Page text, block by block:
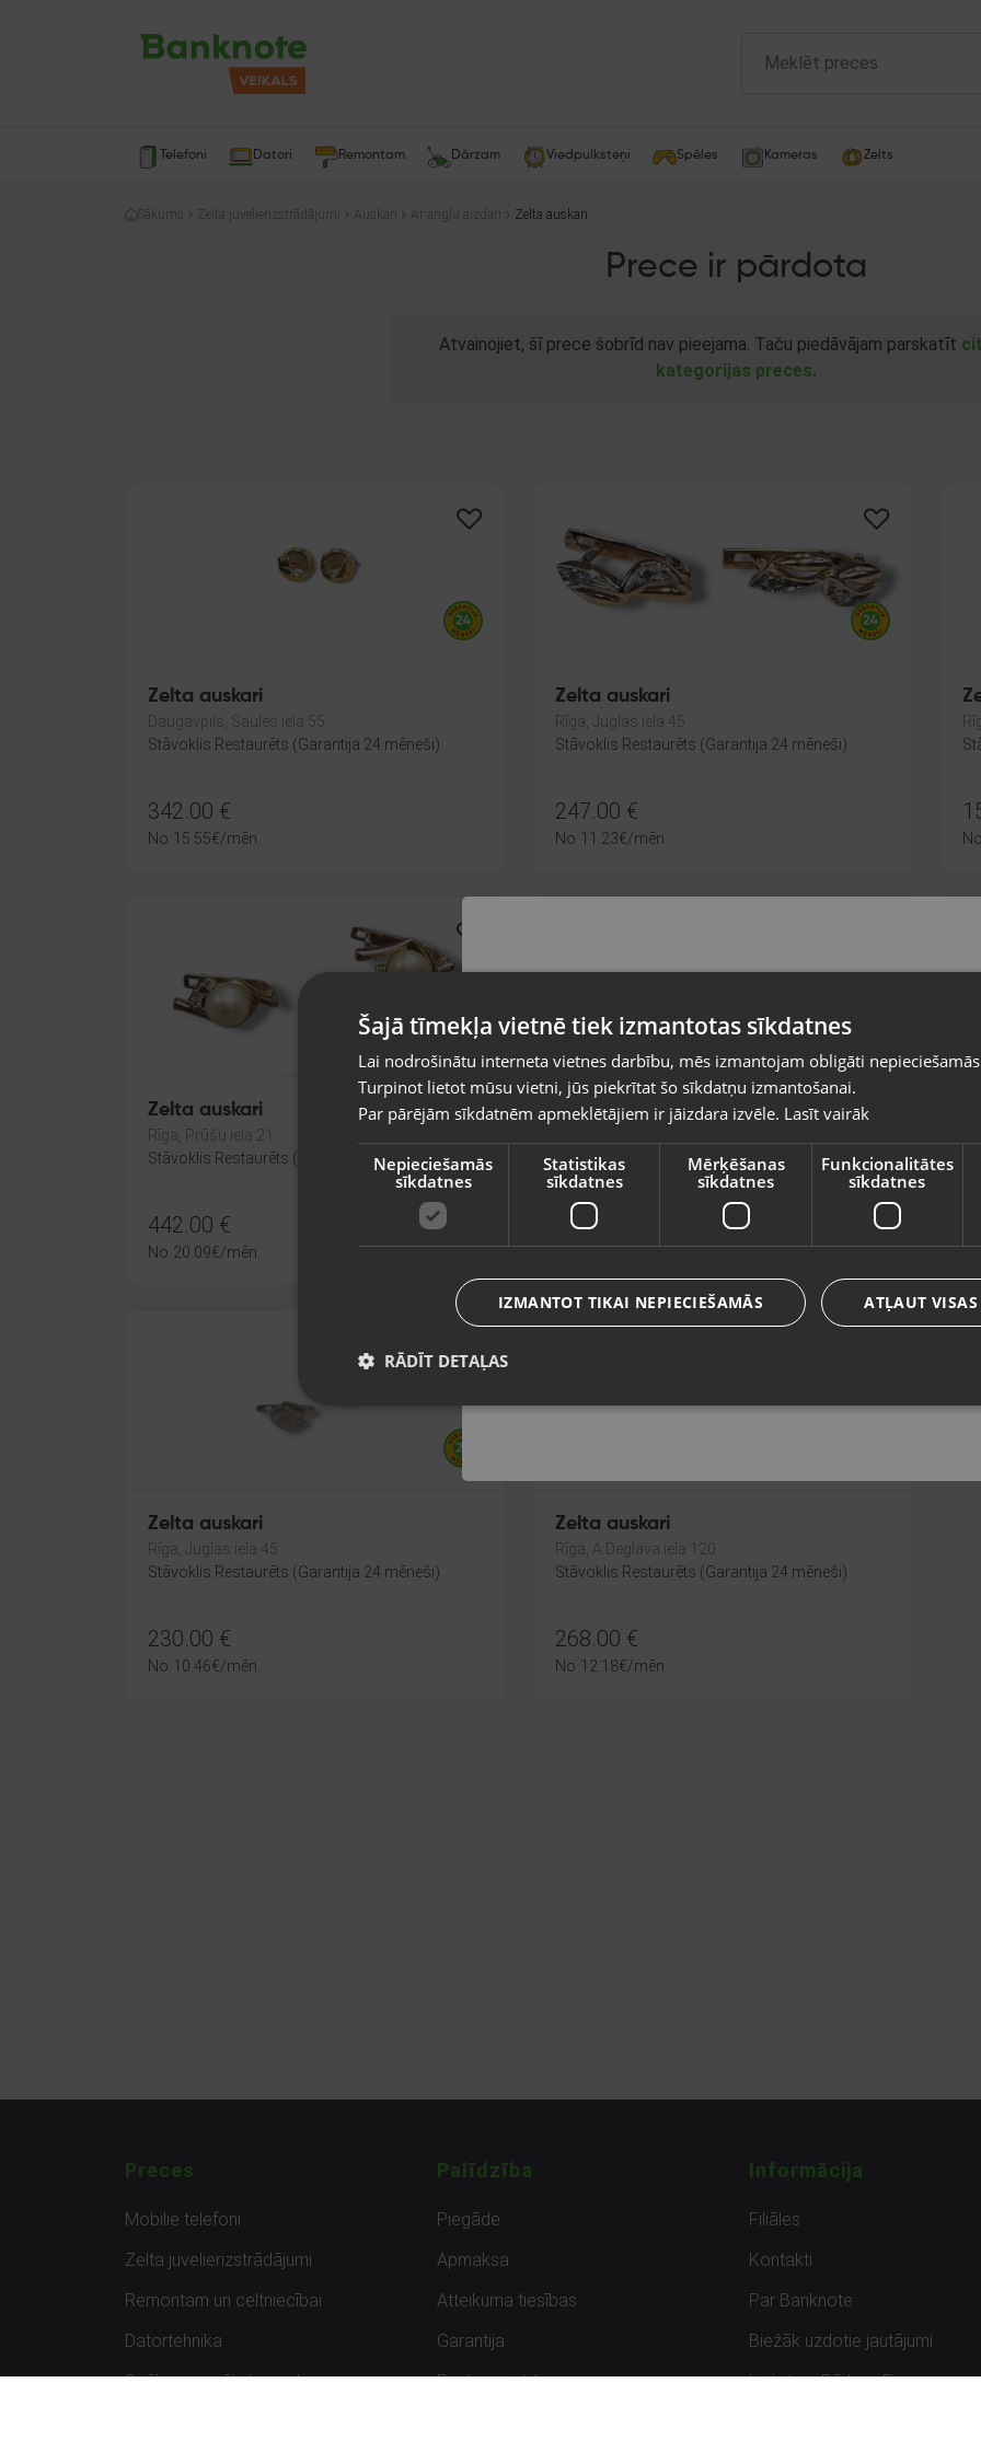
Telefoni Datori Remontam Dārzam Viedpulksteņi Spēles Kameras Zelts
Sākums Zelta juvelierizstrādājumi Auskari Ar angļu aizdari Zelta auskari
Prece ir pārdota
Atvainojiet, šī prece šobrīd nav pieejama. Taču piedāvājam parskatīt
kategorijas preces.
Zelta auskari
Daugavpils, Saules iela 55
Stāvoklis Restaurēts (Garantija 24 mēneši)
342.00 €
No 15.55€/mēn.
Zelta auskari
Rīga, Juglas iela 45
Stāvoklis Restaurēts (Garantija 24 mēneši)
247.00 €
No 11.23€/mēn. No
Zelta auskari
Rīga, Prūšu iela 21
Stāvoklis Restaurēts (Garantija 24 mēneši)
442.00 €
No 20.09€/mēn.
Zelta auskari
Stāvoklis Restaurēts (Garantija 24 mēneši)
466.00
No 21.19€/mēn.
Zelta auskari
Rīga, Juglas iela 45
Stāvoklis Restaurēts (Garantija 24 mēneši)
230.00 €
No 10.46€/mēn.
Zelta auskari
Rīga, A.Deglava iela 120
Stāvoklis Restaurēts (Garantija 24 mēneši)
268.00 €
No 12.18€/mēn.
Preces
Mobilie telefoni
Zelta juvelierizstrādājumi
Remontam un celtniecībai
Datortehnika
Spēles un spēļu konsoles
Palīdzība
Piegāde
Apmaksa
Atteikuma tiesības
Garantija
Preču uzpirkšana
Informācija
Filiāles
Kontakti
Par Banknote
Biežāk uzdotie jautājumi
Lietots – Pārbaudīts
valsti
Vietnes saturs būs attēlots izvēlētajā valodā
Valsts
Valoda
Latviešu / Latvian
Šajā tīmekļa vietnē tiek izmantotas sīkdatnes
Lai nodrošinātu interneta vietnes darbību, mēs izmantojam obligāti
Turpinot lietot mūsu vietni, jūs piekrītat šo sīkdatņu izmantošanai.
Par pārējām sīkdatnēm apmeklētājiem ir jāizdara izvēle. Lasīt vairāk
Nepieciešamās
sīkdatnes
Statistikas
sīkdatnes
Mērķēšanas
sīkdatnes
Funkcionalitātes
sīkdatnes
ATĻAUT
IZMANTOT TIKAI NEPIECIEŠAMĀS
RĀDĪT DETAĻAS